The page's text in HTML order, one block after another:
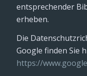
entsprechender
erheben.
Die
Google finden Sie
https://